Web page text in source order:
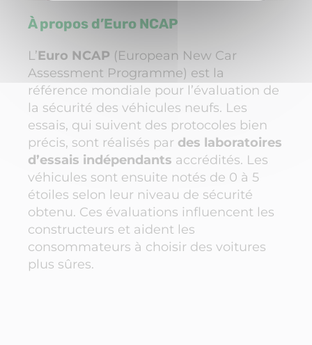
À propos d’Euro NCAP
L’Euro NCAP (European New Car
Assessment Programme) est la
référence mondiale pour l’évaluation de
la sécurité des véhicules neufs. Les
essais, qui suivent des protocoles bien
précis, sont réalisés par des laboratoires
d’essais indépendants accrédités. Les
véhicules sont ensuite notés de 0 à 5
étoiles selon leur niveau de sécurité
obtenu. Ces évaluations influencent les
constructeurs et aident les
consommateurs à choisir des voitures
plus sûres.